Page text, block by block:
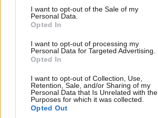
consent section.
I want to opt-out of the Sale of my
Personal Data.
Opted In
I want to opt-out of processing my
Personal Data for Targeted Advertising.
Opted In
I want to opt-out of Collection, Use,
Retention, Sale, and/or Sharing of my
Personal Data that Is Unrelated with the
Purposes for which it was collected.
Opted Out